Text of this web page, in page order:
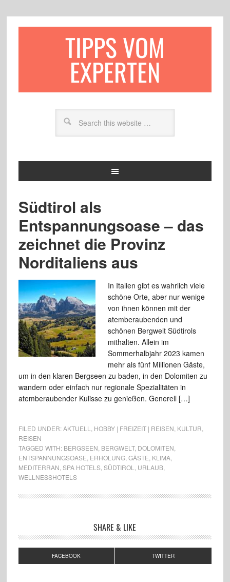
TIPPS VOM
EXPERTEN
Südtirol als
Entspannungsoase – das
zeichnet die Provinz
Norditaliens aus
In Italien gibt es wahrlich viele
schöne Orte, aber nur wenige
von ihnen können mit der
atemberaubenden und
schönen Bergwelt Südtirols
mithalten. Allein im
Sommerhalbjahr 2023 kamen
mehr als fünf Millionen Gäste,
um in den klaren Bergseen zu baden, in den Dolomiten zu
wandern oder einfach nur regionale Spezialitäten in
atemberaubender Kulisse zu genießen. Generell […]
FILED UNDER:AKTUELL HOBBY | FREIZEIT | REISEN KULTUR
REISEN
TAGGED WITH: BERGSEEN BERGWELT, DOLOMITEN
ENTSPANNUNGSOASE ERHOLUNG, GÄSTE KLIMA,
MEDITERRAN SPA HOTELS, SÜDTIROL URLAUB,
WELLNESSHOTELS
SHARE & LIKE
FACEBOOK TWITTER